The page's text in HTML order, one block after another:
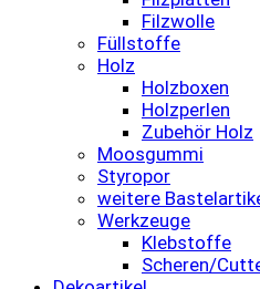
Filzwolle
Füllstoffe
Holz
Holzboxen
Holzperlen
Zubehör Holz
Moosgummi
Styropor
weitere
Werkzeuge
Klebstoffe
Scheren/